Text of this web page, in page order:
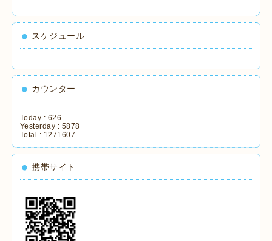
スケジュール
カウンター
Today : 626
Yesterday : 5878
Total : 1271607
携帯サイト